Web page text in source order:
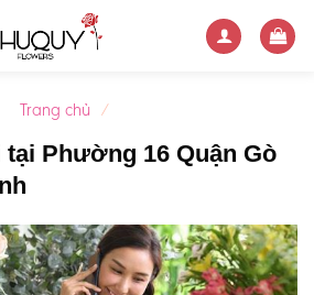
Trang chủ /
Phường 16 Quận Gò